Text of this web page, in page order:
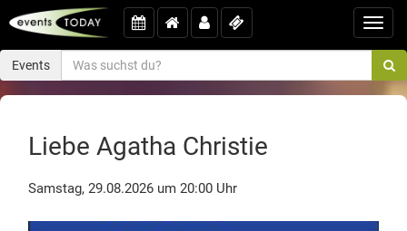
Events
Liebe Agatha Christie
Samstag, 29.08.2026 um 20:00 Uhr